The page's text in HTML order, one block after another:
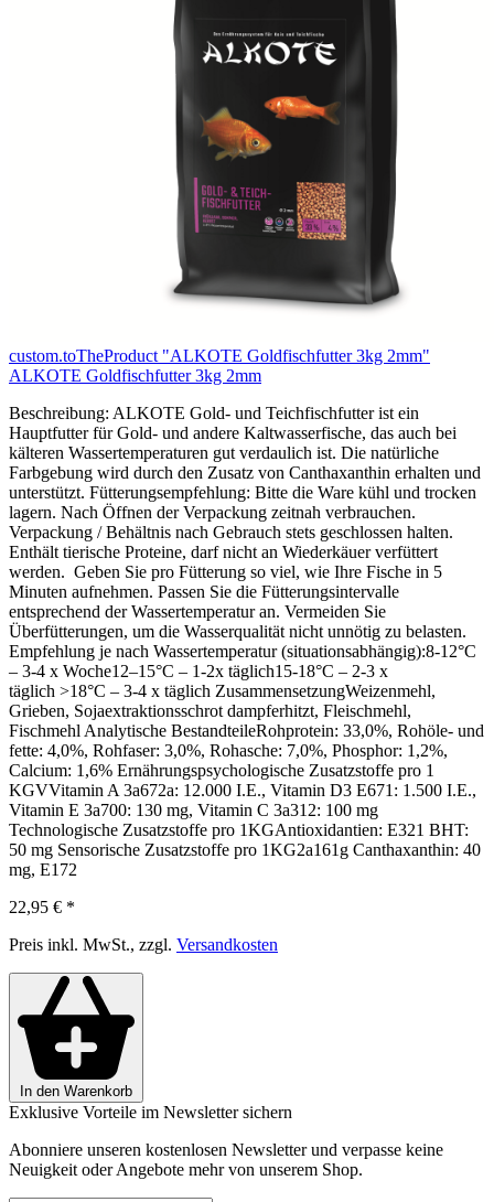
custom.toTheProduct "ALKOTE Goldfischfutter 3kg 2mm"
ALKOTE Goldfischfutter 3kg 2mm
Beschreibung: ALKOTE Gold- und Teichfischfutter ist ein
Hauptfutter für Gold- und andere Kaltwasserfische, das auch bei
kälteren Wassertemperaturen gut verdaulich ist. Die natürliche
Farbgebung wird durch den Zusatz von Canthaxanthin erhalten und
unterstützt. Fütterungsempfehlung: Bitte die Ware kühl und trocken
lagern. Nach Öffnen der Verpackung zeitnah verbrauchen.
Verpackung / Behältnis nach Gebrauch stets geschlossen halten.
Enthält tierische Proteine, darf nicht an Wiederkäuer verfüttert
werden. Geben Sie pro Fütterung so viel, wie Ihre Fische in 5
Minuten aufnehmen. Passen Sie die Fütterungsintervalle
entsprechend der Wassertemperatur an. Vermeiden Sie
Überfütterungen, um die Wasserqualität nicht unnötig zu belasten.
Empfehlung je nach Wassertemperatur (situationsabhängig):8-12°C
– 3-4 x Woche12–15°C – 1-2x täglich15-18°C – 2-3 x
täglich >18°C – 3-4 x täglich ZusammensetzungWeizenmehl,
Grieben, Sojaextraktionsschrot dampferhitzt, Fleischmehl,
Fischmehl Analytische BestandteileRohprotein: 33,0%, Rohöle- und
fette: 4,0%, Rohfaser: 3,0%, Rohasche: 7,0%, Phosphor: 1,2%,
Calcium: 1,6% Ernährungspsychologische Zusatzstoffe pro 1
KGVVitamin A 3a672a: 12.000 I.E., Vitamin D3 E671: 1.500 I.E.,
Vitamin E 3a700: 130 mg, Vitamin C 3a312: 100 mg
Technologische Zusatzstoffe pro 1KGAntioxidantien: E321 BHT:
50 mg Sensorische Zusatzstoffe pro 1KG2a161g Canthaxanthin: 40
mg, E172
22,95 € *
Preis inkl. MwSt., zzgl. Versandkosten
In den Warenkorb
Exklusive Vorteile im Newsletter sichern
Abonniere unseren kostenlosen Newsletter und verpasse keine
Neuigkeit oder Angebote mehr von unserem Shop.